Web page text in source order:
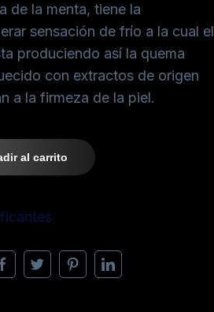
de la menta, tiene la
sensación de frío a la cual el
produciendo así la quema
con extractos de origen
a la firmeza de la piel.
al carrito